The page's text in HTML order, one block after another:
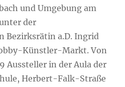
und Umgebung am
der
Bezirksrätin a.D. Ingrid
Künstler-Markt. Von
Aussteller in der Aula der
Herbert-Falk-Straße